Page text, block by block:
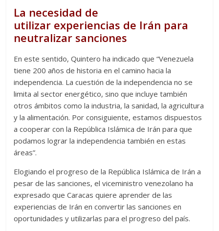
La necesidad de
utilizar experiencias de Irán para
neutralizar sanciones
En este sentido, Quintero ha indicado que “Venezuela
tiene 200 años de historia en el camino hacia la
independencia. La cuestión de la independencia no se
limita al sector energético, sino que incluye también
otros ámbitos como la industria, la sanidad, la agricultura
y la alimentación. Por consiguiente, estamos dispuestos
a cooperar con la República Islámica de Irán para que
podamos lograr la independencia también en estas
áreas”.
Elogiando el progreso de la República Islámica de Irán a
pesar de las sanciones, el viceministro venezolano ha
expresado que Caracas quiere aprender de las
experiencias de Irán en convertir las sanciones en
oportunidades y utilizarlas para el progreso del país.